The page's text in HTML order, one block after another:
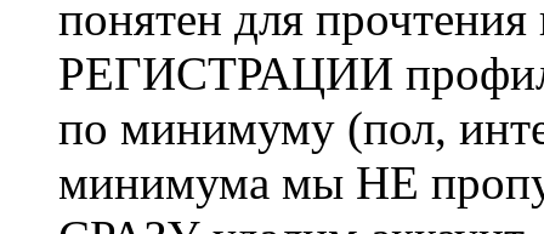
понятен для
РЕГИСТРАЦИИ профиль
по минимуму (пол,
минимума мы НЕ